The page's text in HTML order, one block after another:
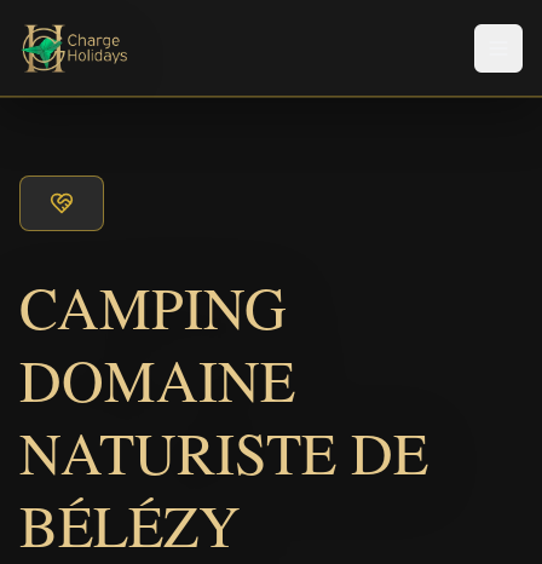
CAMPING
DOMAINE
NATURISTE DE
BÉLÉZY